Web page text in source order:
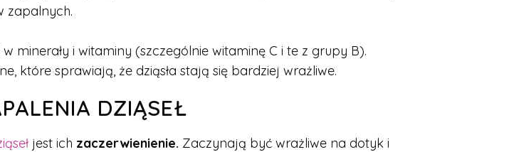
zapalnych.
minerały i witaminy (szczególnie witaminę C i te z grupy B).
które sprawiają, że dziąsła stają się bardziej wrażliwe.
DZIĄSEŁ
jest ich zaczerwienienie. Zaczynają być wrażliwe na dotyk i